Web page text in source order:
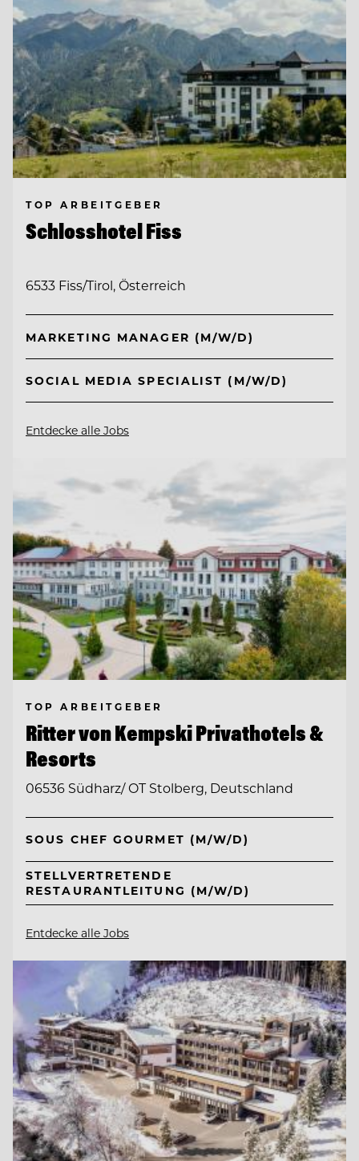
TOP ARBEITGEBER
Schlosshotel Fiss
6533 Fiss/Tirol, Österreich
MARKETING MANAGER (M/W/D)
SOCIAL MEDIA SPECIALIST (M/W/D)
Entdecke alle Jobs
TOP ARBEITGEBER
Ritter von Kempski Privathotels &
Resorts
06536 Südharz/ OT Stolberg, Deutschland
SOUS CHEF GOURMET (M/W/D)
STELLVERTRETENDE
RESTAURANTLEITUNG (M/W/D)
Entdecke alle Jobs